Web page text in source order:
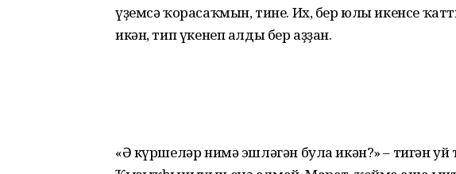
үҙемсә ҡорасаҡмын, тине. Их, бер юлы икенсе
икән, тип үкенеп алды бер аҙҙан.
«Ә күршеләр нимә эшләгән була икән?» – тигән